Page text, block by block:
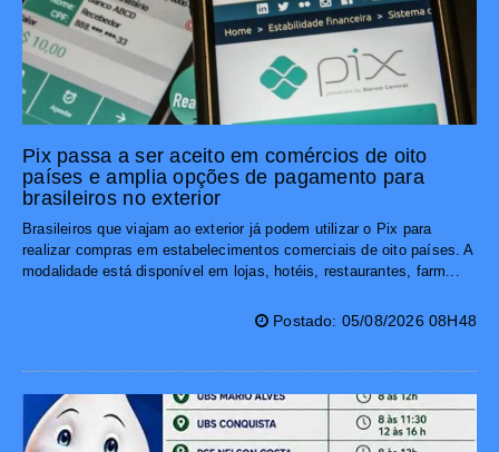
Pix passa a ser aceito em comércios de oito
países e amplia opções de pagamento para
brasileiros no exterior
Brasileiros que viajam ao exterior já podem utilizar o Pix para
realizar compras em estabelecimentos comerciais de oito países. A
modalidade está disponível em lojas, hotéis, restaurantes, farm...
Postado: 05/08/2026 08H48